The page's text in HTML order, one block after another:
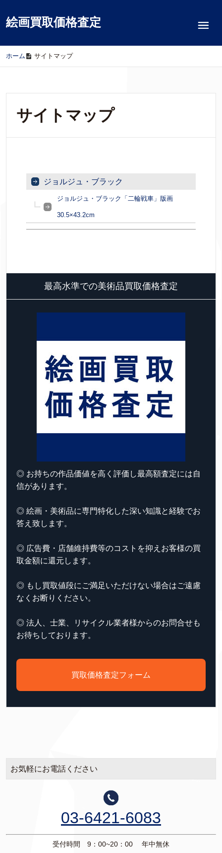
絵画買取価格査定
ホーム / サイトマップ
サイトマップ
ジョルジュ・ブラック
ジョルジュ・ブラック「二輪戦車」版画
30.5×43.2cm
最高水準での美術品買取価格査定
◎ お持ちの作品価値を高く評価し最高額査定には自
信があります。
◎ 絵画・美術品に専門特化した深い知識と経験でお
答え致します。
◎ 広告費・店舗維持費等のコストを抑えお客様の買
取金額に還元します。
◎ もし買取値段にご満足いただけない場合はご遠慮
なくお断りください。
◎ 法人、士業、リサイクル業者様からのお問合せも
お待ちしております。
買取価格査定フォーム
お気軽にお電話ください
03-6421-6083
受付時間 9：00~20：00 年中無休